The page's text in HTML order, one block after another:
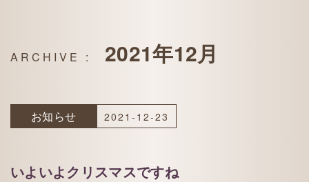
2021年12月
お知らせ 2021-12-23
いよいよクリスマスですね